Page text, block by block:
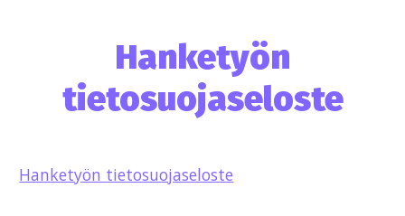
Hanketyön
tietosuojaseloste
Hanketyön tietosuojaseloste